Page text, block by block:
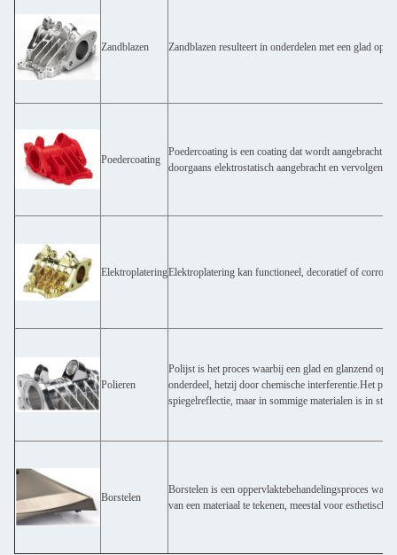
Zandblazen Zandblazen resulteert in onderdelen met een glad
Poedercoating
Poedercoating is een coating dat wordt aangebracht
doorgaans elektrostatisch aangebracht en vervolgens
ElektroplateringElektroplatering kan functioneel, decoratief of
Polieren
Polijst is het proces waarbij een glad en glanzend
onderdeel, hetzij door chemische interferentie.Het
spiegelreflectie, maar in sommige materialen is in
Borstelen
Borstelen is een oppervlaktebehandelingsproces
van een materiaal te tekenen, meestal voor esthetische